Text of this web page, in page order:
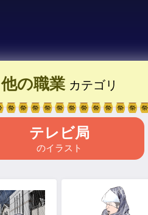
他の職業カテゴリ
テレビ局
のイラスト